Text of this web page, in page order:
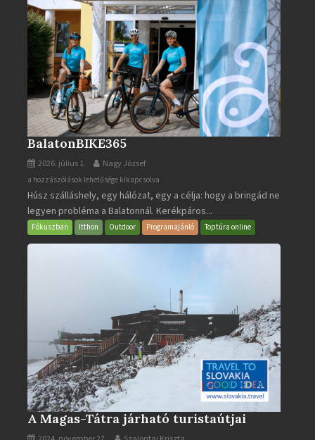
BalatonBIKE365
2026. július 1. Nagy József
BalatonBIKE365
bejegyzéshez
a hozzászólások lehetősége kikapcsolva
Húsz szálláshely, egy hálózat, egy a célja: hogy a bringád ne
legyen probléma a Balatonnál. Kerékpáros...
Fókuszban Itthon Outdoor Programajánló Toptúra online
A Magas-Tátra járható turistaútjai